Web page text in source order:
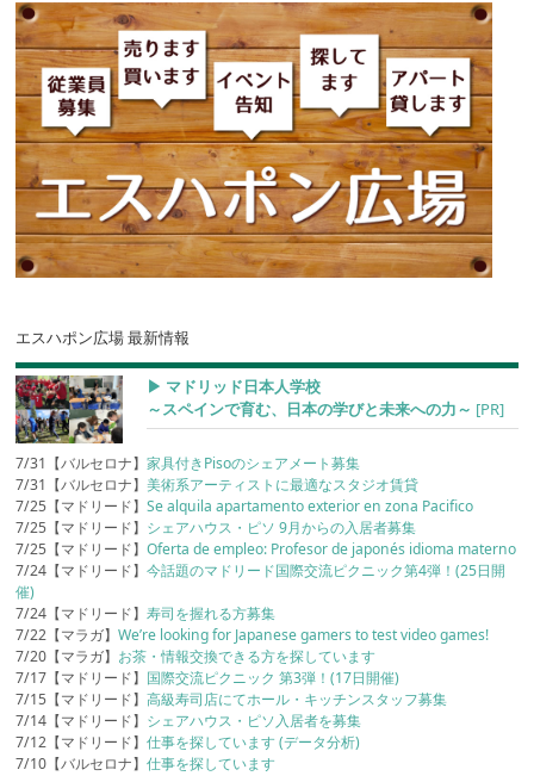
エスハポン広場 最新情報
▶︎ マドリッド日本人学校
～スペインで育む、日本の学びと未来への力～ [PR]
7/31【バルセロナ】家具付きPisoのシェアメート募集
7/31【バルセロナ】美術系アーティストに最適なスタジオ賃貸
7/25【マドリード】Se alquila apartamento exterior en zona Pacifico
7/25【マドリード】 シェアハウス・ピソ 9月からの入居者募集
7/25【マドリード】Oferta de empleo: Profesor de japonés idioma materno
7/24【マドリード】今話題のマドリード国際交流ピクニック第4弾！(25日開
催)
7/24【マドリード】寿司を握れる方募集
7/22【マラガ】We’re looking for Japanese gamers to test video games!
7/20【マラガ】 お茶・情報交換できる方を探しています
7/17【マドリード】 国際交流ピクニック 第3弾！(17日開催)
7/15【マドリード】高級寿司店にてホール・キッチンスタッフ募集
7/14【マドリード】 シェアハウス・ピソ入居者を募集
7/12【マドリード】仕事を探しています (データ分析)
7/10【バルセロナ】仕事を探しています